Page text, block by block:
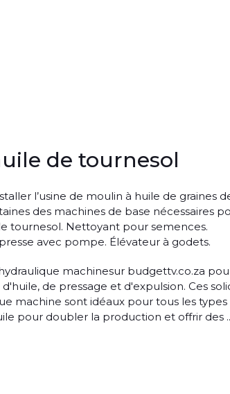
de tournesol
l’usine de moulin à huile de graines
des machines de base nécessaires
tournesol. Nettoyant pour semences.
avec pompe. Élévateur à godets.
machinesur budgettv.co.za
de pressage et d'expulsion. Ces
machine sont idéaux pour tous les types
pour doubler la production et offrir des